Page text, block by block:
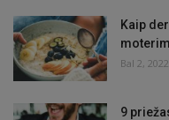
Kaip
Bal 2, 2022
9